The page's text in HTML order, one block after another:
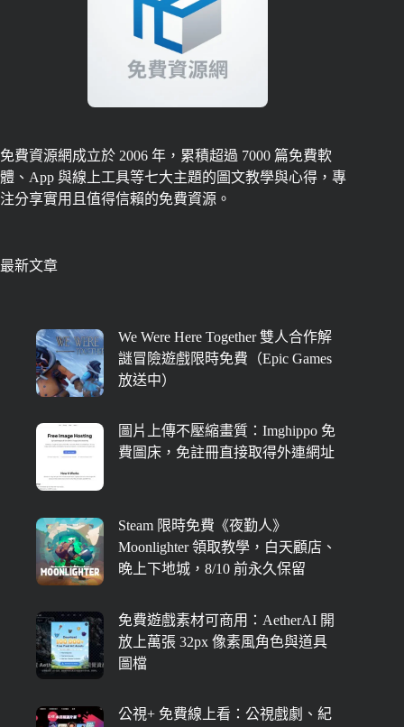
免費資源網成立於 2006 年，累積超過 7000 篇免費軟
體、App 與線上工具等七大主題的圖文教學與心得，專
注分享實用且值得信賴的免費資源。
最新文章
We Were Here Together 雙人合作解
謎冒險遊戲限時免費（Epic Games
放送中）
圖片上傳不壓縮畫質：Imghippo 免
費圖床，免註冊直接取得外連網址
Steam 限時免費《夜勤人》
Moonlighter 領取教學，白天顧店、
晚上下地城，8/10 前永久保留
免費遊戲素材可商用：AetherAI 開
放上萬張 32px 像素風角色與道具
圖檔
公視+ 免費線上看：公視戲劇、紀